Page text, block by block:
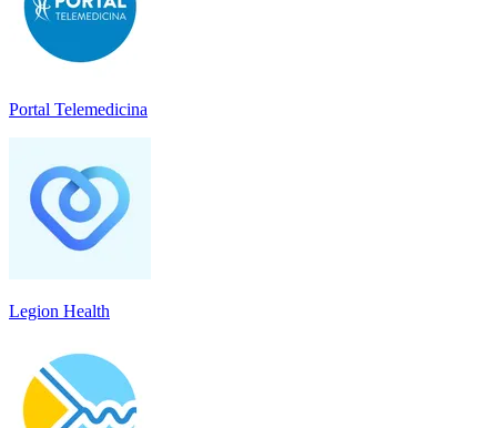
Portal Telemedicina
Legion Health